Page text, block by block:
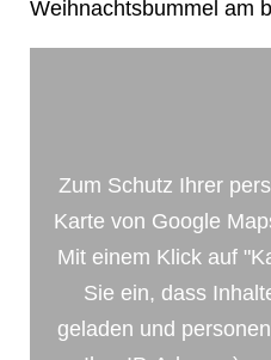
Weihnachtsbummel am
Zum Schutz Ihrer
Karte von Google
Mit einem Klick auf
Sie ein, dass
geladen und